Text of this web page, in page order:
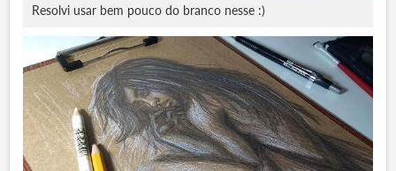
Resolvi usar bem pouco do branco nesse :)